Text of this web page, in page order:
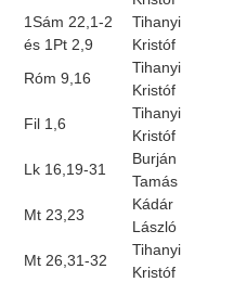
1Sám 22,1-2
és 1Pt 2,9
Tihanyi
Kristóf
Róm 9,16
Tihanyi
Kristóf
Fil 1,6
Tihanyi
Kristóf
Lk 16,19-31
Burján
Tamás
Mt 23,23
Kádár
László
Mt 26,31-32
Tihanyi
Kristóf